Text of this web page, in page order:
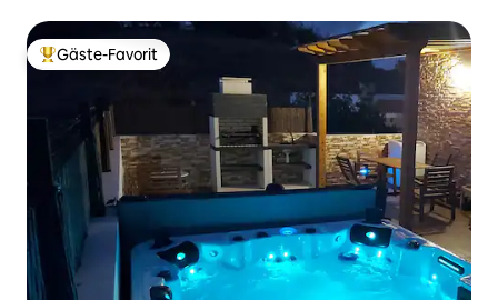
Beliebter Gäste-Favorit.
Gäste-Favorit